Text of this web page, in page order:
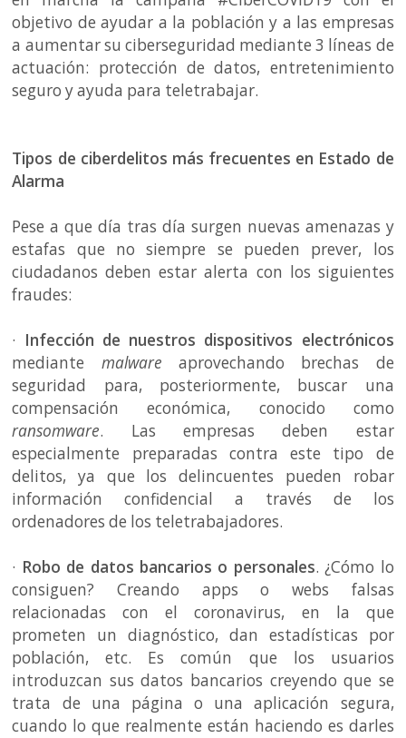
objetivo de ayudar a la población y a las empresas
a aumentar su ciberseguridad mediante 3 líneas de
actuación: protección de datos, entretenimiento
seguro y ayuda para teletrabajar.
Tipos de ciberdelitos más frecuentes en Estado de
Alarma
Pese a que día tras día surgen nuevas amenazas y
estafas que no siempre se pueden prever, los
ciudadanos deben estar alerta con los siguientes
fraudes:
· Infección de nuestros dispositivos electrónicos
mediante malware aprovechando brechas de
seguridad para, posteriormente, buscar una
compensación económica, conocido como
ransomware. Las empresas deben estar
especialmente preparadas contra este tipo de
delitos, ya que los delincuentes pueden robar
información confidencial a través de los
ordenadores de los teletrabajadores.
· Robo de datos bancarios o personales. ¿Cómo lo
consiguen? Creando apps o webs falsas
relacionadas con el coronavirus, en la que
prometen un diagnóstico, dan estadísticas por
población, etc. Es común que los usuarios
introduzcan sus datos bancarios creyendo que se
trata de una página o una aplicación segura,
cuando lo que realmente están haciendo es darles